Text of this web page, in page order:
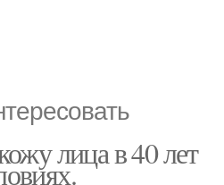
лица в 40 лет